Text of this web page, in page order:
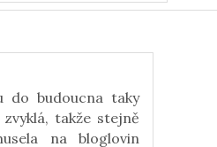
do budoucna taky
takže stejně
na bloglovin